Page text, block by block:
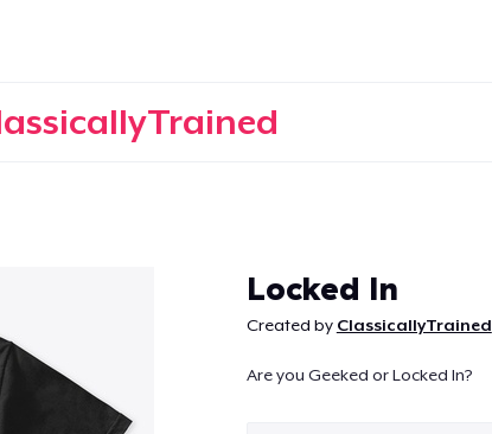
Locked In
Created by ClassicallyTrained
Are you Geeked or Locked In?